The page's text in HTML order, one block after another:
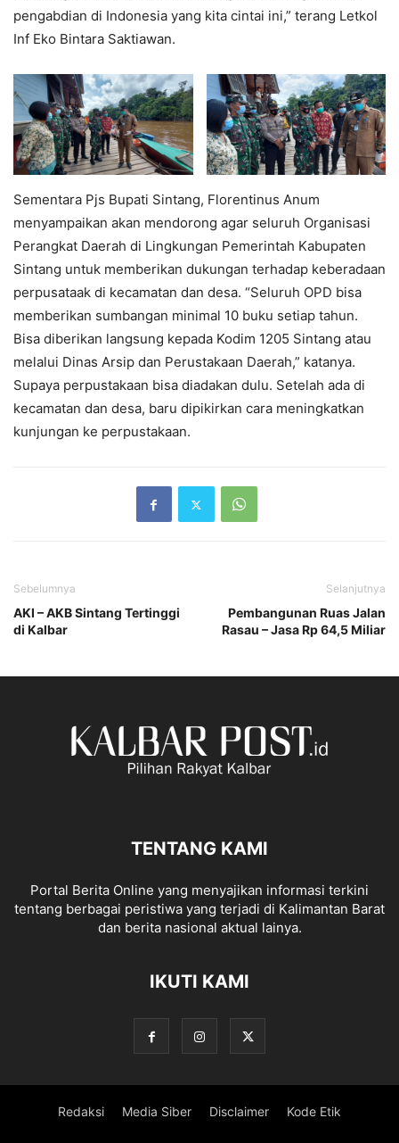
pengabdian di Indonesia yang kita cintai ini,” terang Letkol
Inf Eko Bintara Saktiawan.
Sementara Pjs Bupati Sintang, Florentinus Anum
menyampaikan akan mendorong agar seluruh Organisasi
Perangkat Daerah di Lingkungan Pemerintah Kabupaten
Sintang untuk memberikan dukungan terhadap keberadaan
perpusataak di kecamatan dan desa. “Seluruh OPD bisa
memberikan sumbangan minimal 10 buku setiap tahun.
Bisa diberikan langsung kepada Kodim 1205 Sintang atau
melalui Dinas Arsip dan Perustakaan Daerah,” katanya.
Supaya perpustakaan bisa diadakan dulu. Setelah ada di
kecamatan dan desa, baru dipikirkan cara meningkatkan
kunjungan ke perpustakaan.
Sebelumnya
AKI – AKB Sintang Tertinggi
di Kalbar
Selanjutnya
Pembangunan Ruas Jalan
Rasau – Jasa Rp 64,5 Miliar
TENTANG KAMI
Portal Berita Online yang menyajikan informasi terkini
tentang berbagai peristiwa yang terjadi di Kalimantan Barat
dan berita nasional aktual lainya.
IKUTI KAMI
Redaksi Media Siber Disclaimer Kode Etik